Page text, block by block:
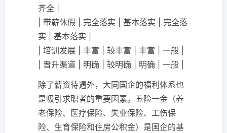
齐全 |
| 带薪休假 | 完全落实 | 基本落实 | 完全落
实 | 基本落实 |
| 培训发展 | 丰富 | 较丰富 | 丰富 | 一般 |
| 晋升渠道 | 明确 | 较明确 | 明确 | 一般 |
除了薪资待遇外，大同国企的福利体系也
是吸引求职者的重要因素。五险一金（养
老保险、医疗保险、失业保险、工伤保
险、生育保险和住房公积金）是国企的基